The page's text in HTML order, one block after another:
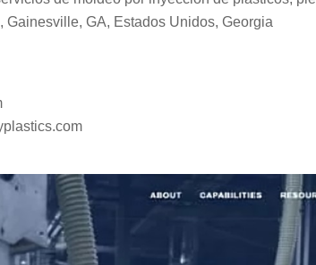
Gainesville, GA, Estados Unidos, Georgia